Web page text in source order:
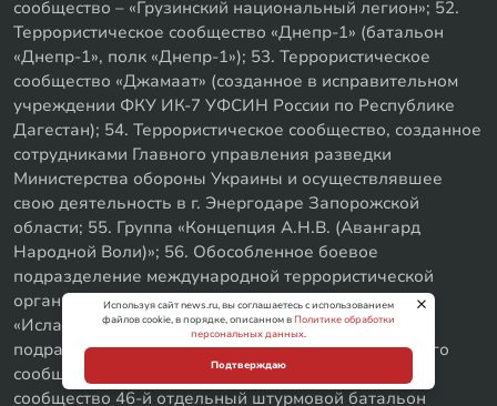
сообщество – «Грузинский национальный легион»; 52.
Террористическое сообщество «Днепр-1» (батальон
«Днепр-1», полк «Днепр-1»); 53. Террористическое
сообщество «Джамаат» (созданное в исправительном
учреждении ФКУ ИК-7 УФСИН России по Республике
Дагестан); 54. Террористическое сообщество, созданное
сотрудниками Главного управления разведки
Министерства обороны Украины и осуществлявшее
свою деятельность в г. Энергодаре Запорожской
области; 55. Группа «Концепция А.Н.В. (Авангард
Народной Воли)»; 56. Обособленное боевое
подразделение международной террористической
организации «Исламское государство» (джамаат)
«Исламская баккия»; 57. Российское структурное
подразделение международного террористического
сообщества «АУМ Синрикё»; 58. Террористическое
сообщество 46-й отдельный штурмовой батальон
Используя сайт news.ru, вы соглашаетесь с использованием
файлов cookie, в порядке, описанном вПолитике обработки
персональных данных.
Подтверждаю